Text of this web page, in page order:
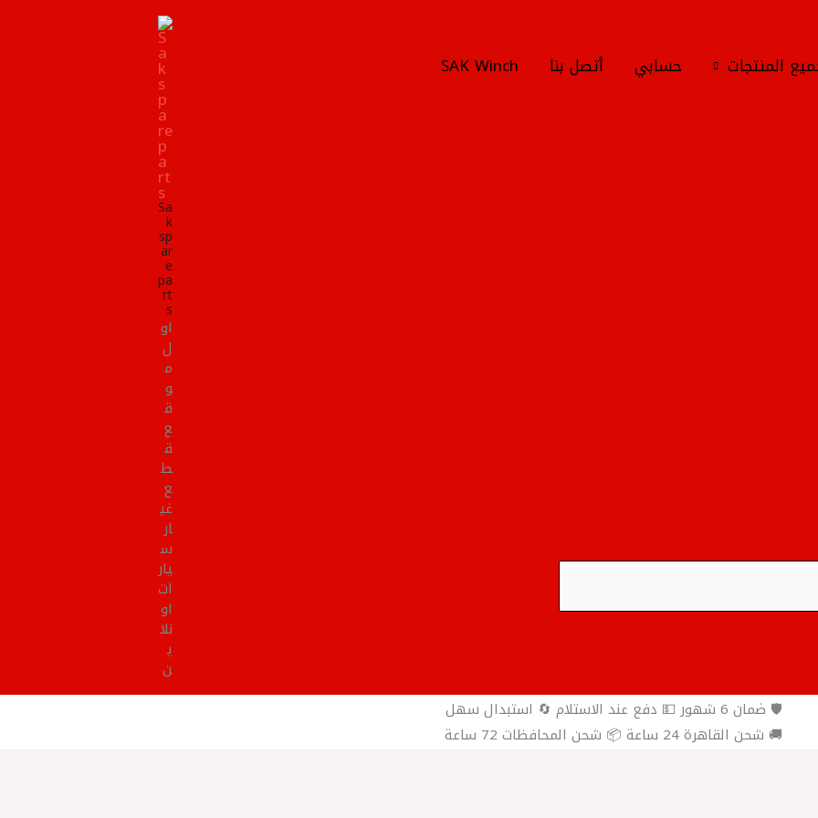
المنتجات حسابي أتصل بنا SAK Winch
Sa
k
sp
ar
e
pa
rt
s
او
ل
م
و
ق
ع
ق
ط
ع
غي
ار
س
يار
ات
او
نلا
ي
ن
🛡️ ضمان 6 شهور 💵 دفع عند الاستلام 🔄 استبدال سهل
🚚 شحن القاهرة 24 ساعة 📦 شحن المحافظات 72 ساعة